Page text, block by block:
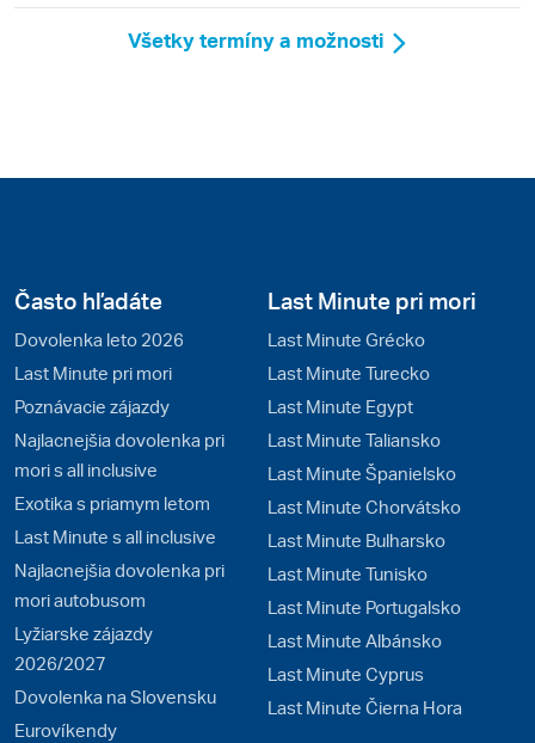
Všetky termíny a možnosti
Často hľadáte
Dovolenka leto 2026
Last Minute pri mori
Poznávacie zájazdy
Najlacnejšia dovolenka pri
mori s all inclusive
Exotika s priamym letom
Last Minute s all inclusive
Najlacnejšia dovolenka pri
mori autobusom
Lyžiarske zájazdy
2026/2027
Dovolenka na Slovensku
Eurovíkendy
Last Minute pri mori
Last Minute Grécko
Last Minute Turecko
Last Minute Egypt
Last Minute Taliansko
Last Minute Španielsko
Last Minute Chorvátsko
Last Minute Bulharsko
Last Minute Tunisko
Last Minute Portugalsko
Last Minute Albánsko
Last Minute Cyprus
Last Minute Čierna Hora